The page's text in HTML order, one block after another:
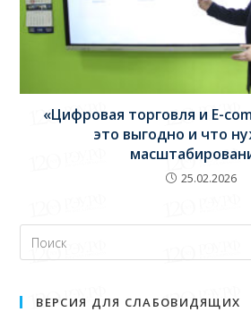
«Цифровая торговля и E-
это выгодно и что
25.02.2026
ВЕРСИЯ ДЛЯ СЛАБОВИДЯЩИХ